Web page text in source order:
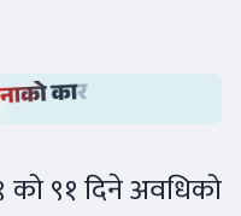
को ९१ दिने अवधिको